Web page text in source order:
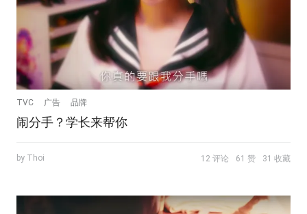
TVC 广告 品牌
闹分手？学长来帮你
by Thoi 12 评论 61 赞 31 收藏